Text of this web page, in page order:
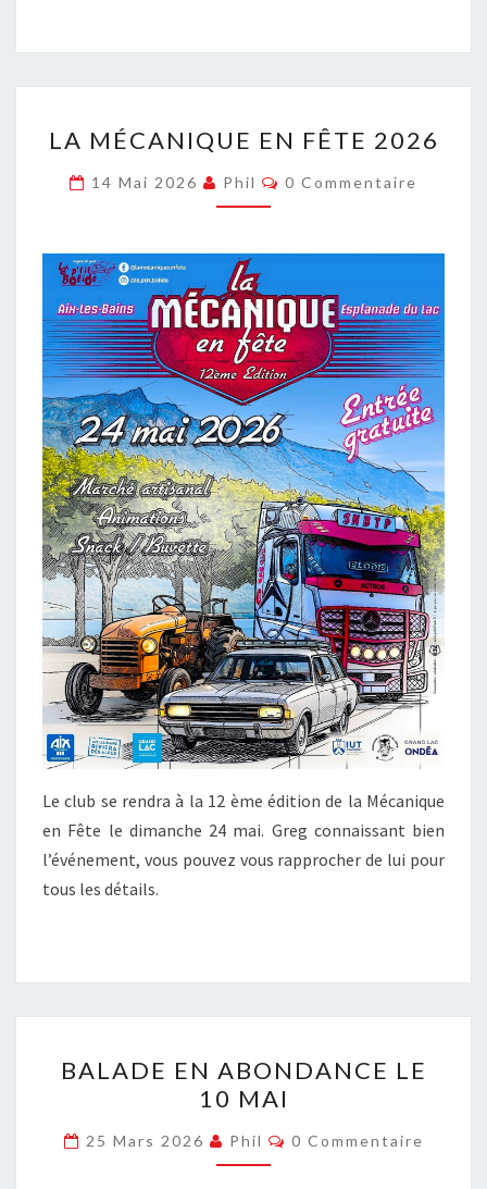
MÉCANIQUE
EN
FÊTE
LA MÉCANIQUE EN FÊTE 2026
14 Mai 2026 Phil Commentaires
0 Commentaire
Le club se rendra à la 12 ème édition de la Mécanique
en Fête le dimanche 24 mai. Greg connaissant bien
l’événement, vous pouvez vous rapprocher de lui pour
tous les détails.
EN
ABONDANCE
LE
10
BALADE EN ABONDANCE LE
10 MAI
25 Mars 2026 Phil Commentaires
0 Commentaire